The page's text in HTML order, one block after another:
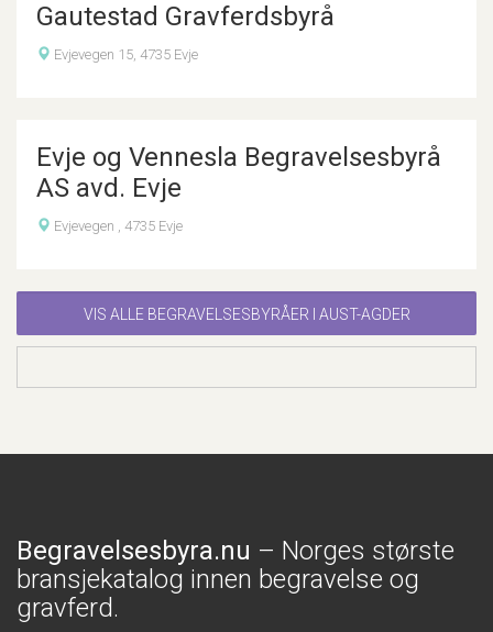
Gautestad Gravferdsbyrå
Evjevegen 15, 4735 Evje
Evje og Vennesla Begravelsesbyrå
AS avd. Evje
Evjevegen , 4735 Evje
VIS ALLE BEGRAVELSESBYRÅER I AUST-AGDER
Begravelsesbyra.nu – Norges største
bransjekatalog innen begravelse og
gravferd.